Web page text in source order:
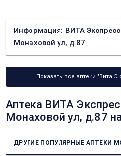
Информация: ВИТА
Монаховой ул, д.87
Показать все аптеки "Вита
Аптека ВИТА
Монаховой ул, д.87
ДРУГИЕ ПОПУЛЯРНЫЕ АПТЕКИ